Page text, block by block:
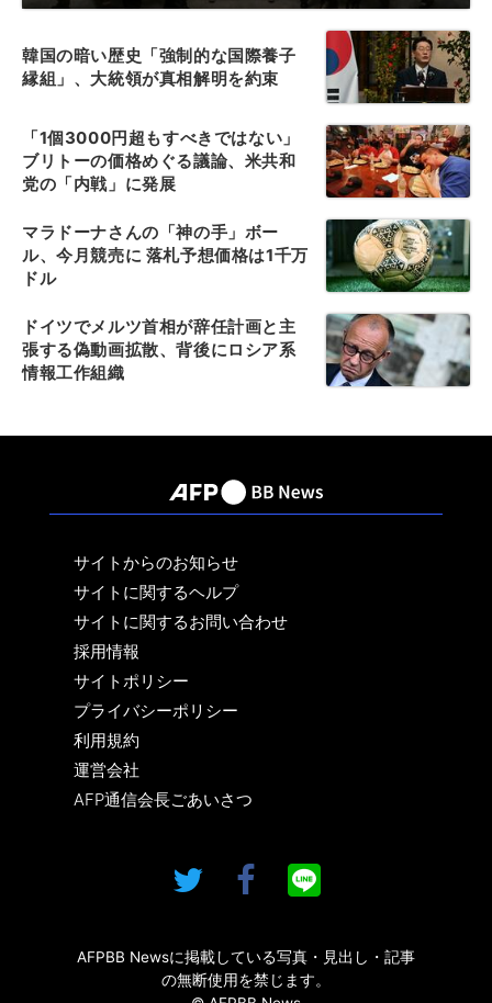
韓国の暗い歴史「強制的な国際養子
縁組」、大統領が真相解明を約束
「1個3000円超もすべきではない」
ブリトーの価格めぐる議論、米共和
党の「内戦」に発展
マラドーナさんの「神の手」ボー
ル、今月競売に 落札予想価格は1千万
ドル
ドイツでメルツ首相が辞任計画と主
張する偽動画拡散、背後にロシア系
情報工作組織
サイトからのお知らせ
サイトに関するヘルプ
サイトに関するお問い合わせ
採用情報
サイトポリシー
プライバシーポリシー
利用規約
運営会社
AFP通信会長ごあいさつ
AFPBB Newsに掲載している写真・見出し・記事
の無断使用を禁じます。